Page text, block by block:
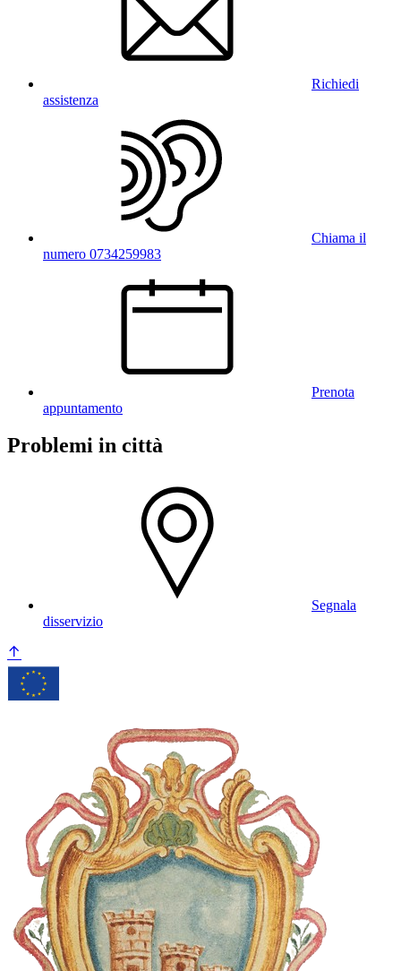
Richiedi
assistenza
Chiama il
numero 0734259983
Prenota
appuntamento
Problemi in città
Segnala
disservizio